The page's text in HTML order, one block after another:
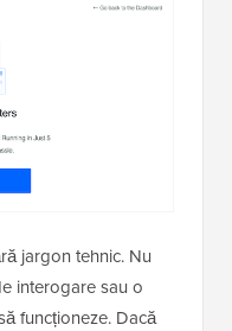
jargon tehnic. Nu
interogare sau o
funcționeze. Dacă